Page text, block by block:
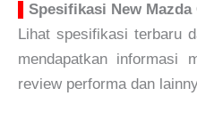
Spesifikasi New Mazda
Lihat spesifikasi terbaru
mendapatkan informasi
review performa dan